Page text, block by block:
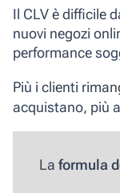
Il CLV è difficile
nuovi negozi
performance
Più i clienti
acquistano, più
La formula